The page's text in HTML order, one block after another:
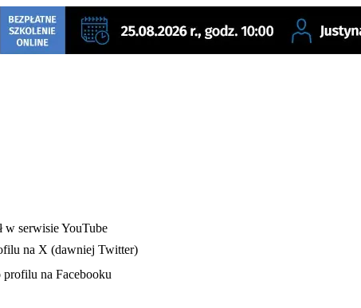
karcie
w serwisie YouTube
na X (dawniej Twitter)
karcie
profilu na Facebooku